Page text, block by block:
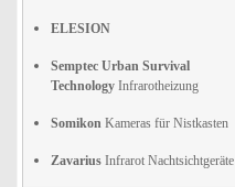
ELESION
Semptec Urban Survival
Technology Infrarotheizung
Somikon Kameras für Nistkasten
Zavarius Infrarot Nachtsichtgeräte